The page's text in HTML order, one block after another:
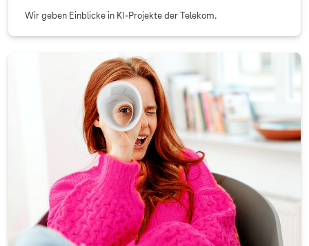
Wir geben Einblicke in KI-Projekte der Telekom.